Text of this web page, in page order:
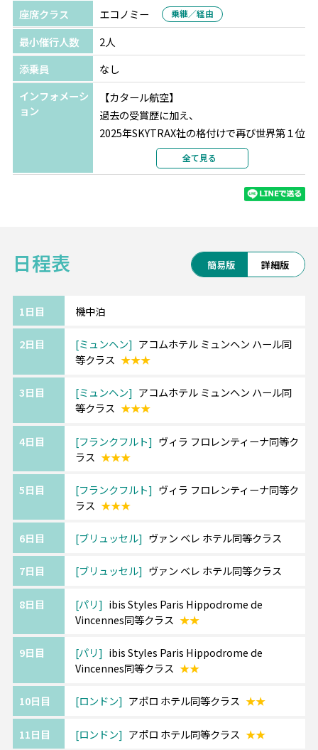
★★★
選択条件
同等クラス
部屋タイプ
利用形態
部屋カテゴリ
指定なし
ブリュッセル ヴァン ベレ ホテル
選択条件
同等クラス
ツインまたはダブル
2名1室利用
ツインまたはダブル
2名1室利用
選択条件
同等クラス
部屋タイプ
部屋カテゴリ
指定なし
座席クラス
エコノミー 乗継／経由
最小催行人数
2人
添乗員
なし
インフォメーシ
ョン
【カタール航空】
過去の受賞歴に加え、
2025年SKYTRAX社の格付けで再び世界第１位
に輝いたカタール航空。
最新鋭の機材、最高の機内サービス、一流シ
最先端のエンターテインメントをお楽しみく
【人気5都市を列車で周遊】
ドイツでは、観光の起点にもなるミュンヘ
美食の国ベルギーの首都ブリュッセル、芸術
最後はアートや伝統を楽しめるロンドンに立
ち寄る欲張りプランです。
《ご利用ホテルについて》
ホテルは価額重視のクラスとなります。
追加料金にて移動・観光に便利な中心エリア
へのグレードアップや
《ツアーアレンジが得意です！》
更、
ください。
全て見る
日程表 簡易版 詳細版
1日目 機中泊
2日目 ミュンヘン
アコムホテル ミュンヘン ハール同
等クラス ★★★
3日目 ミュンヘン
アコムホテル ミュンヘン ハール同
等クラス ★★★
4日目 フランクフルト
ヴィラ フロレンティーナ同等ク
ラス ★★★
5日目 フランクフルト
ヴィラ フロレンティーナ同等ク
ラス ★★★
6日目 ブリュッセル ヴァン ベレ ホテル同等クラス
7日目 ブリュッセル ヴァン ベレ ホテル同等クラス
8日目 パリ
ibis Styles Paris Hippodrome de
Vincennes同等クラス ★★
9日目 パリ
ibis Styles Paris Hippodrome de
Vincennes同等クラス ★★
10日目 ロンドン アポロ ホテル同等クラス ★★
11日目 ロンドン アポロ ホテル同等クラス ★★